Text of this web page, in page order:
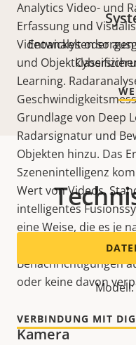
Analytics Video- und
Erfassung und
Videoanalysen
und
Learning.
Grundlage von Deep
Radarsignatur und
Objekten hinzu. Das
Szenenintelligenz
Wert von Videos.
intelligentes
eine Weise, die es je
hält. Alternativ
Benachrichtigungen
oder keine davon
Entwickelt oder
Modell:
Kamera